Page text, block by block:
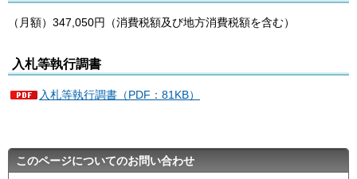
（月額）347,050円（消費税額及び地方消費税額を含む）
入札等執行調書
入札等執行調書（PDF：81KB）
このページについてのお問い合わせ